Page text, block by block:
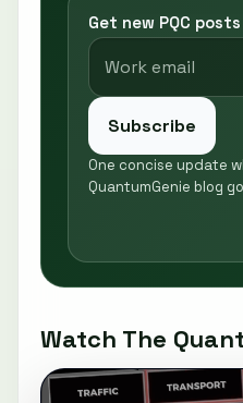
Get new PQC
Subscribe
One concise update
QuantumGenie blog
Watch The